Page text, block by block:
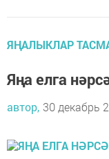
ЯҢАЛЫКЛАР
Яңа елга
автор, 30 декабрь